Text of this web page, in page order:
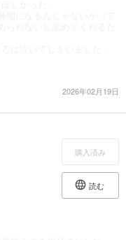
2026年02月19日
購入済み
読む